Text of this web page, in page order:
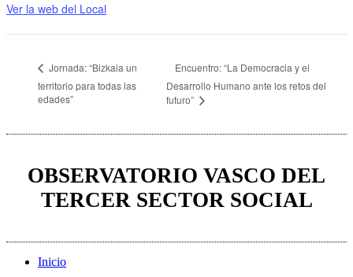
Ver la web del Local
Jornada: “Bizkaia un
territorio para todas las
edades”
Encuentro: “La Democracia y el
Desarrollo Humano ante los retos del
futuro”
OBSERVATORIO VASCO DEL
TERCER SECTOR SOCIAL
Inicio